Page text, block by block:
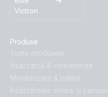
Victron
Produse
Toate produsele
Încărcarcă & convertește
Monitorizare & baterii
Încărcătoare solare și panouri